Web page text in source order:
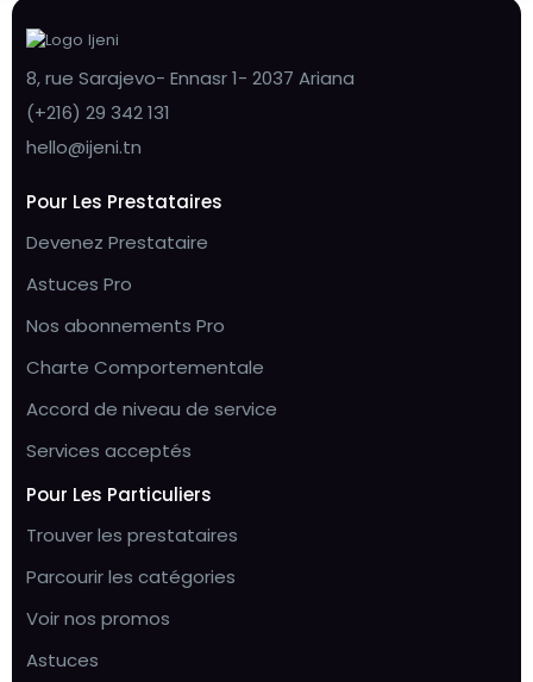
8, rue Sarajevo- Ennasr 1- 2037 Ariana
(+216) 29 342 131
hello@ijeni.tn
Pour Les Prestataires
Devenez Prestataire
Astuces Pro
Nos abonnements Pro
Charte Comportementale
Accord de niveau de service
Services acceptés
Pour Les Particuliers
Trouver les prestataires
Parcourir les catégories
Voir nos promos
Astuces